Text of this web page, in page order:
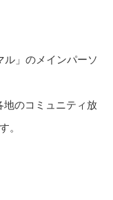
」のメインパーソ
地のコミュニティ放
。